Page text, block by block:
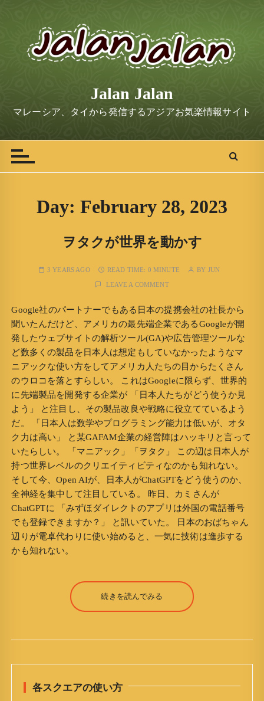
t
Jalan Jalan
マレーシア、タイから発信するアジアお気楽情報サイト
Day: February 28, 2023
ヲタクが世界を動かす
3 YEARS AGO READ TIME: 0 MINUTE BY JUN
LEAVE A COMMENT
Google社のパートナーでもある日本の提携会社の社長から
聞いたんだけど、アメリカの最先端企業であるGoogleが開
発したウェブサイトの解析ツール(GA)や広告管理ツールな
ど数多くの製品を日本人は想定もしていなかったようなマ
ニアックな使い方をしてアメリカ人たちの目からたくさん
のウロコを落とすらしい。 これはGoogleに限らず、世界的
に先端製品を開発する企業が 「日本人たちがどう使うか見
よう」 と注目し、その製品改良や戦略に役立てているよう
だ。 「日本人は数学やプログラミング能力は低いが、オタ
ク力は高い」 と某GAFAM企業の経営陣はハッキリと言って
いたらしい。 「マニアック」「ヲタク」 この辺は日本人が
持つ世界レベルのクリエイティビティなのかも知れない。
そして今、Open AIが、日本人がChatGPTをどう使うのか、
全神経を集中して注目している。 昨日、カミさんが
ChatGPTに 「みずほダイレクトのアプリは外国の電話番号
でも登録できますか？」 と訊いていた。 日本のおばちゃん
辺りが電卓代わりに使い始めると、一気に技術は進歩する
かも知れない。
続きを読んでみる
各スクエアの使い方